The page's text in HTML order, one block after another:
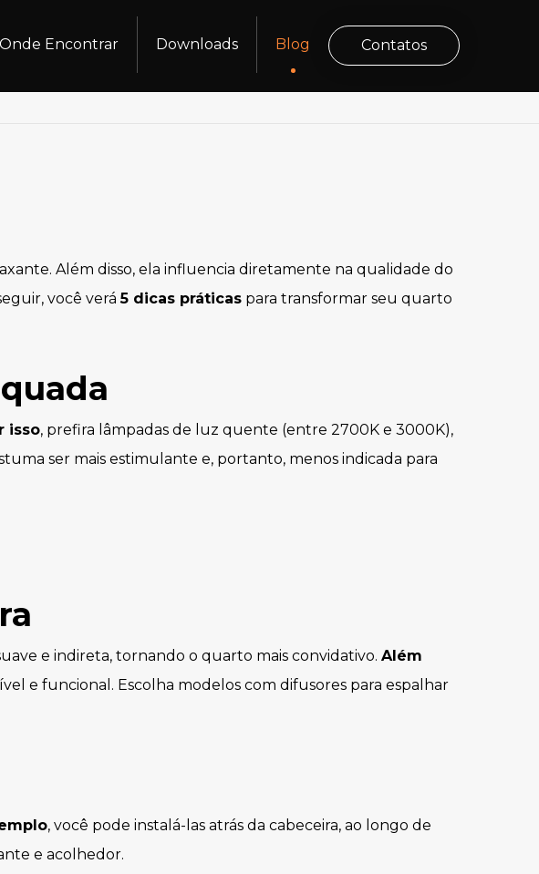
Contatos
Onde Encontrar Downloads Blog
Além disso, ela influencia diretamente na qualidade do
você verá5 dicas práticas para transformar seu quarto
isso, prefira lâmpadas de luz quente (entre 2700K e 3000K),
ser mais estimulante e, portanto, menos indicada para
e indireta, tornando o quarto mais convidativo. Além
e funcional. Escolha modelos com difusores para espalhar
, você pode instalá-las atrás da cabeceira, ao longo de
e acolhedor.